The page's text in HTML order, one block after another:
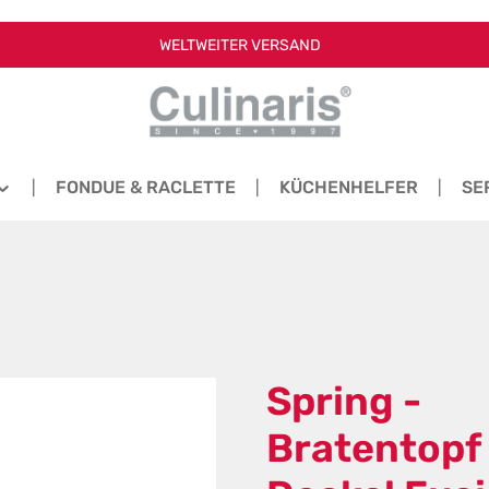
WELTWEITER VERSAND
FONDUE & RACLETTE KÜCHENHELFER
Spring -